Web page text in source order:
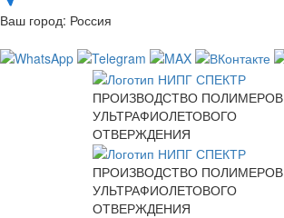
Ваш город: Россия
ПРОИЗВОДСТВО ПОЛИМЕРОВ
УЛЬТРАФИОЛЕТОВОГО
ОТВЕРЖДЕНИЯ
ПРОИЗВОДСТВО ПОЛИМЕРОВ
УЛЬТРАФИОЛЕТОВОГО
ОТВЕРЖДЕНИЯ